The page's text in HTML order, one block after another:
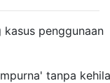
penggunaan
tanpa